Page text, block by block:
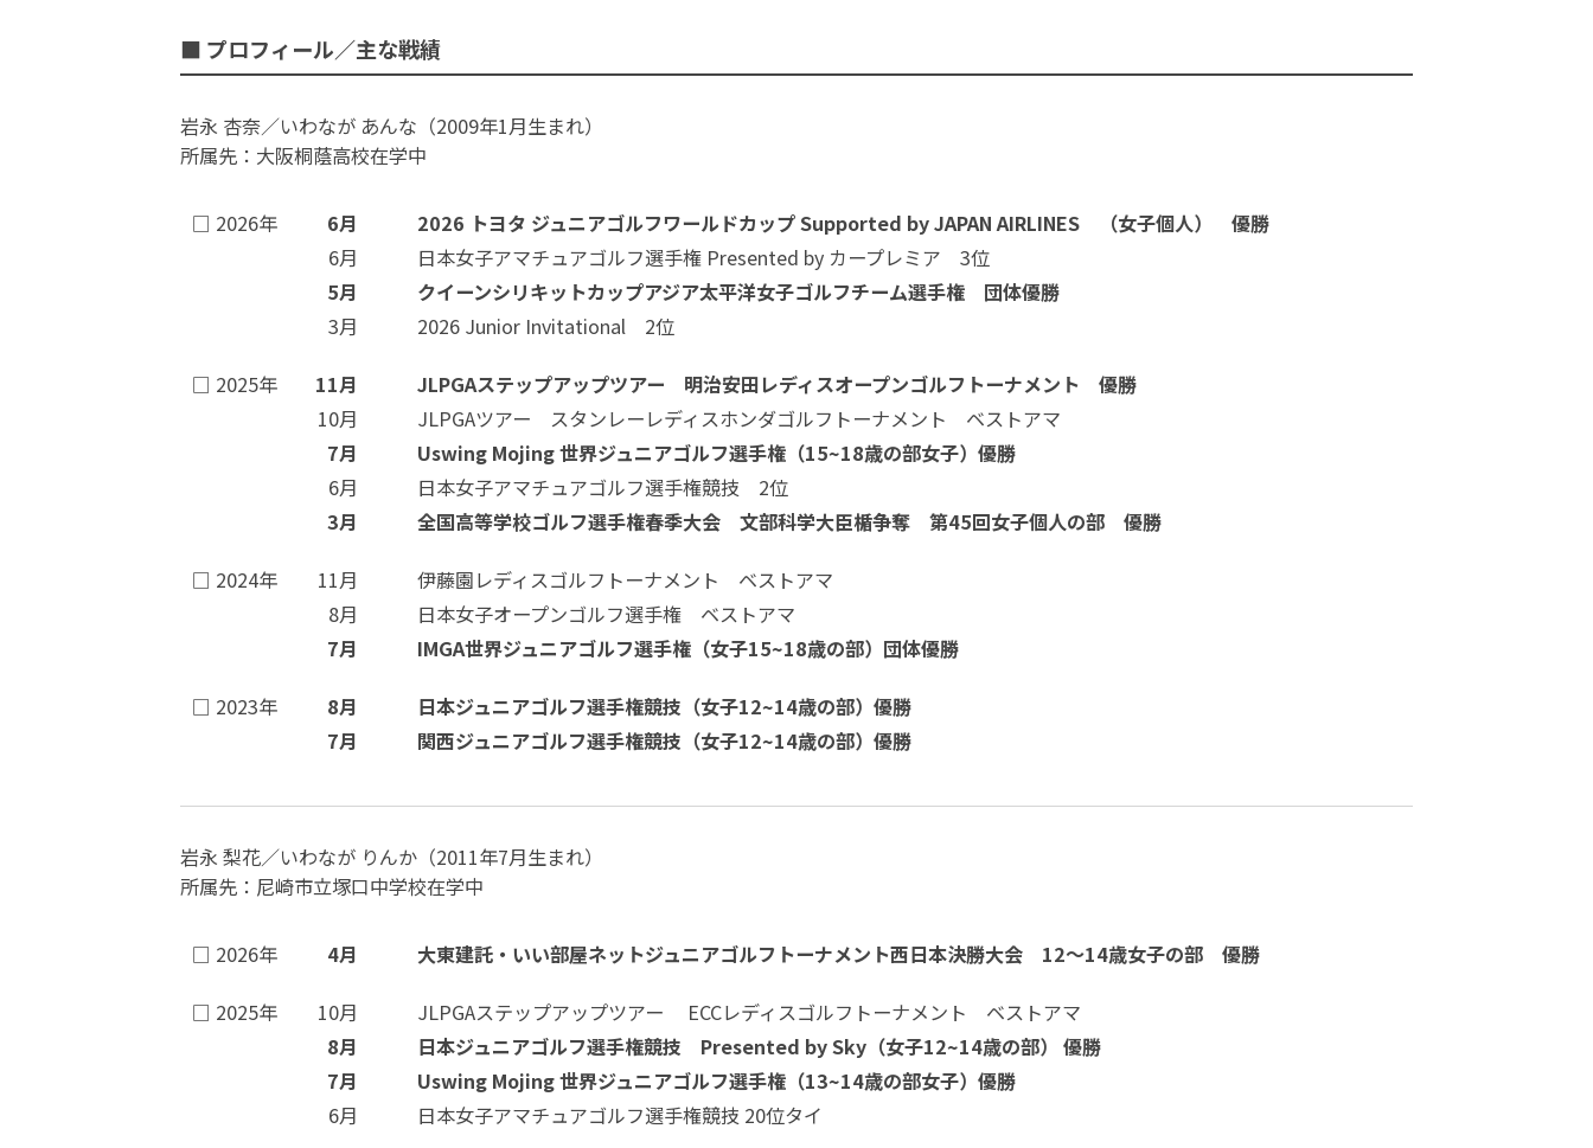
■ プロフィール／主な戦績
岩永 杏奈／いわなが あんな（2009年1月生まれ）
所属先：大阪桐蔭高校在学中
□ 2026年 6月
2026 トヨタ ジュニアゴルフワールドカップ Supported by JAPAN AIRLINES （女子個人） 優勝
6月
日本女子アマチュアゴルフ選手権 Presented by カープレミア 3位
5月
クイーンシリキットカップアジア太平洋女子ゴルフチーム選手権 団体優勝
3月
2026 Junior Invitational 2位
□ 2025年 11月
JLPGAステップアップツアー 明治安田レディスオープンゴルフトーナメント 優勝
10月
JLPGAツアー スタンレーレディスホンダゴルフトーナメント ベストアマ
7月
Uswing Mojing 世界ジュニアゴルフ選手権（15~18歳の部女子）優勝
6月
日本女子アマチュアゴルフ選手権競技 2位
3月
全国高等学校ゴルフ選手権春季大会 文部科学大臣楯争奪 第45回女子個人の部 優勝
□ 2024年 11月
伊藤園レディスゴルフトーナメント ベストアマ
8月
日本女子オープンゴルフ選手権 ベストアマ
7月
IMGA世界ジュニアゴルフ選手権（女子15~18歳の部）団体優勝
□ 2023年 8月
日本ジュニアゴルフ選手権競技（女子12~14歳の部）優勝
7月
関西ジュニアゴルフ選手権競技（女子12~14歳の部）優勝
岩永 梨花／いわなが りんか（2011年7月生まれ）
所属先：尼崎市立塚口中学校在学中
□ 2026年 4月 大東建託・いい部屋ネットジュニアゴルフトーナメント西日本決勝大会 12～14歳女子の部 優勝
□ 2025年 10月
JLPGAステップアップツアー ECCレディスゴルフトーナメント ベストアマ
8月
日本ジュニアゴルフ選手権競技 Presented by Sky（女子12~14歳の部） 優勝
7月
Uswing Mojing 世界ジュニアゴルフ選手権（13~14歳の部女子）優勝
6月
日本女子アマチュアゴルフ選手権競技 20位タイ